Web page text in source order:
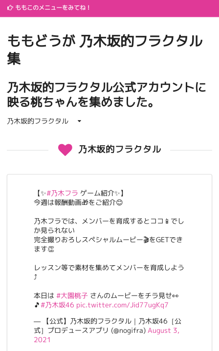
ももこのメニューをみてね！
ももどうが 乃木坂的フラクタル
集
乃木坂的フラクタル公式アカウントに
映る桃ちゃんを集めました。
乃木坂的フラクタル
乃木坂的フラクタル
【✨#乃木フラ ゲーム紹介✨】
今週は報酬動画🎁をご紹介😊
乃木フラでは、メンバーを育成するとココ📱でし
か見られない
完全撮りおろしスペシャルムービー🎬をGETでき
ます👏
レッスン等で素材を集めてメンバーを育成しよう
⤴
本日は #大園桃子 さんのムービーをチラ見せ👀
🎵#乃木坂46 pic.twitter.com/Jid77ugKq7
— 【公式】乃木坂的フラクタル｜乃木坂46［公
式］プロデュースアプリ (@nogifra) August 3,
2021